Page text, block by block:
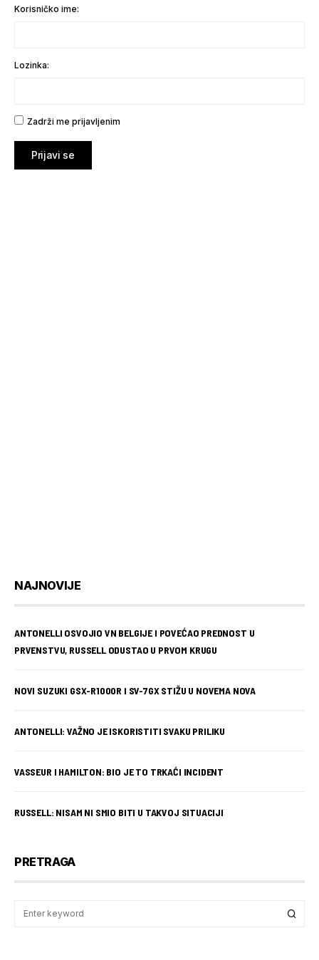
Korisničko ime:
Lozinka:
Zadrži me prijavljenim
Prijavi se
NAJNOVIJE
ANTONELLI OSVOJIO VN BELGIJE I POVEĆAO PREDNOST U
PRVENSTVU, RUSSELL ODUSTAO U PRVOM KRUGU
NOVI SUZUKI GSX-R1000R I SV-7GX STIŽU U NOVEMA NOVA
ANTONELLI: VAŽNO JE ISKORISTITI SVAKU PRILIKU
VASSEUR I HAMILTON: BIO JE TO TRKAĆI INCIDENT
RUSSELL: NISAM NI SMIO BITI U TAKVOJ SITUACIJI
PRETRAGA